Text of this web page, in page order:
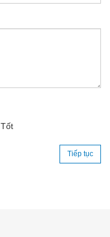
Tốt
Tiếp tục